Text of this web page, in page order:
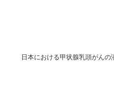
日本における甲状腺乳頭がんの